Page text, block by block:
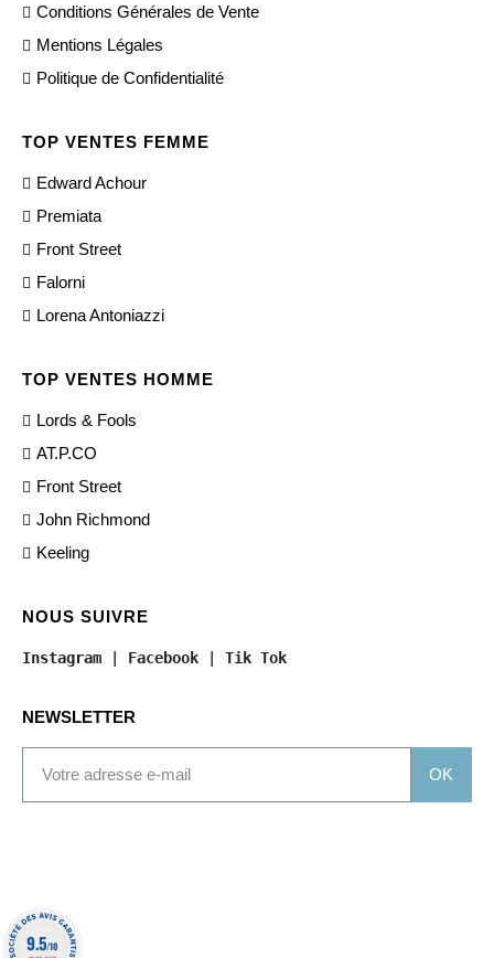
Conditions Générales de Vente
Mentions Légales
Politique de Confidentialité
TOP VENTES FEMME
Edward Achour
Premiata
Front Street
Falorni
Lorena Antoniazzi
TOP VENTES HOMME
Lords & Fools
AT.P.CO
Front Street
John Richmond
Keeling
NOUS SUIVRE
Instagram Facebook Tik Tok
NEWSLETTER
OK
9.5/10